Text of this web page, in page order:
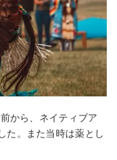
から、ネイティブア
た。また当時は薬とし